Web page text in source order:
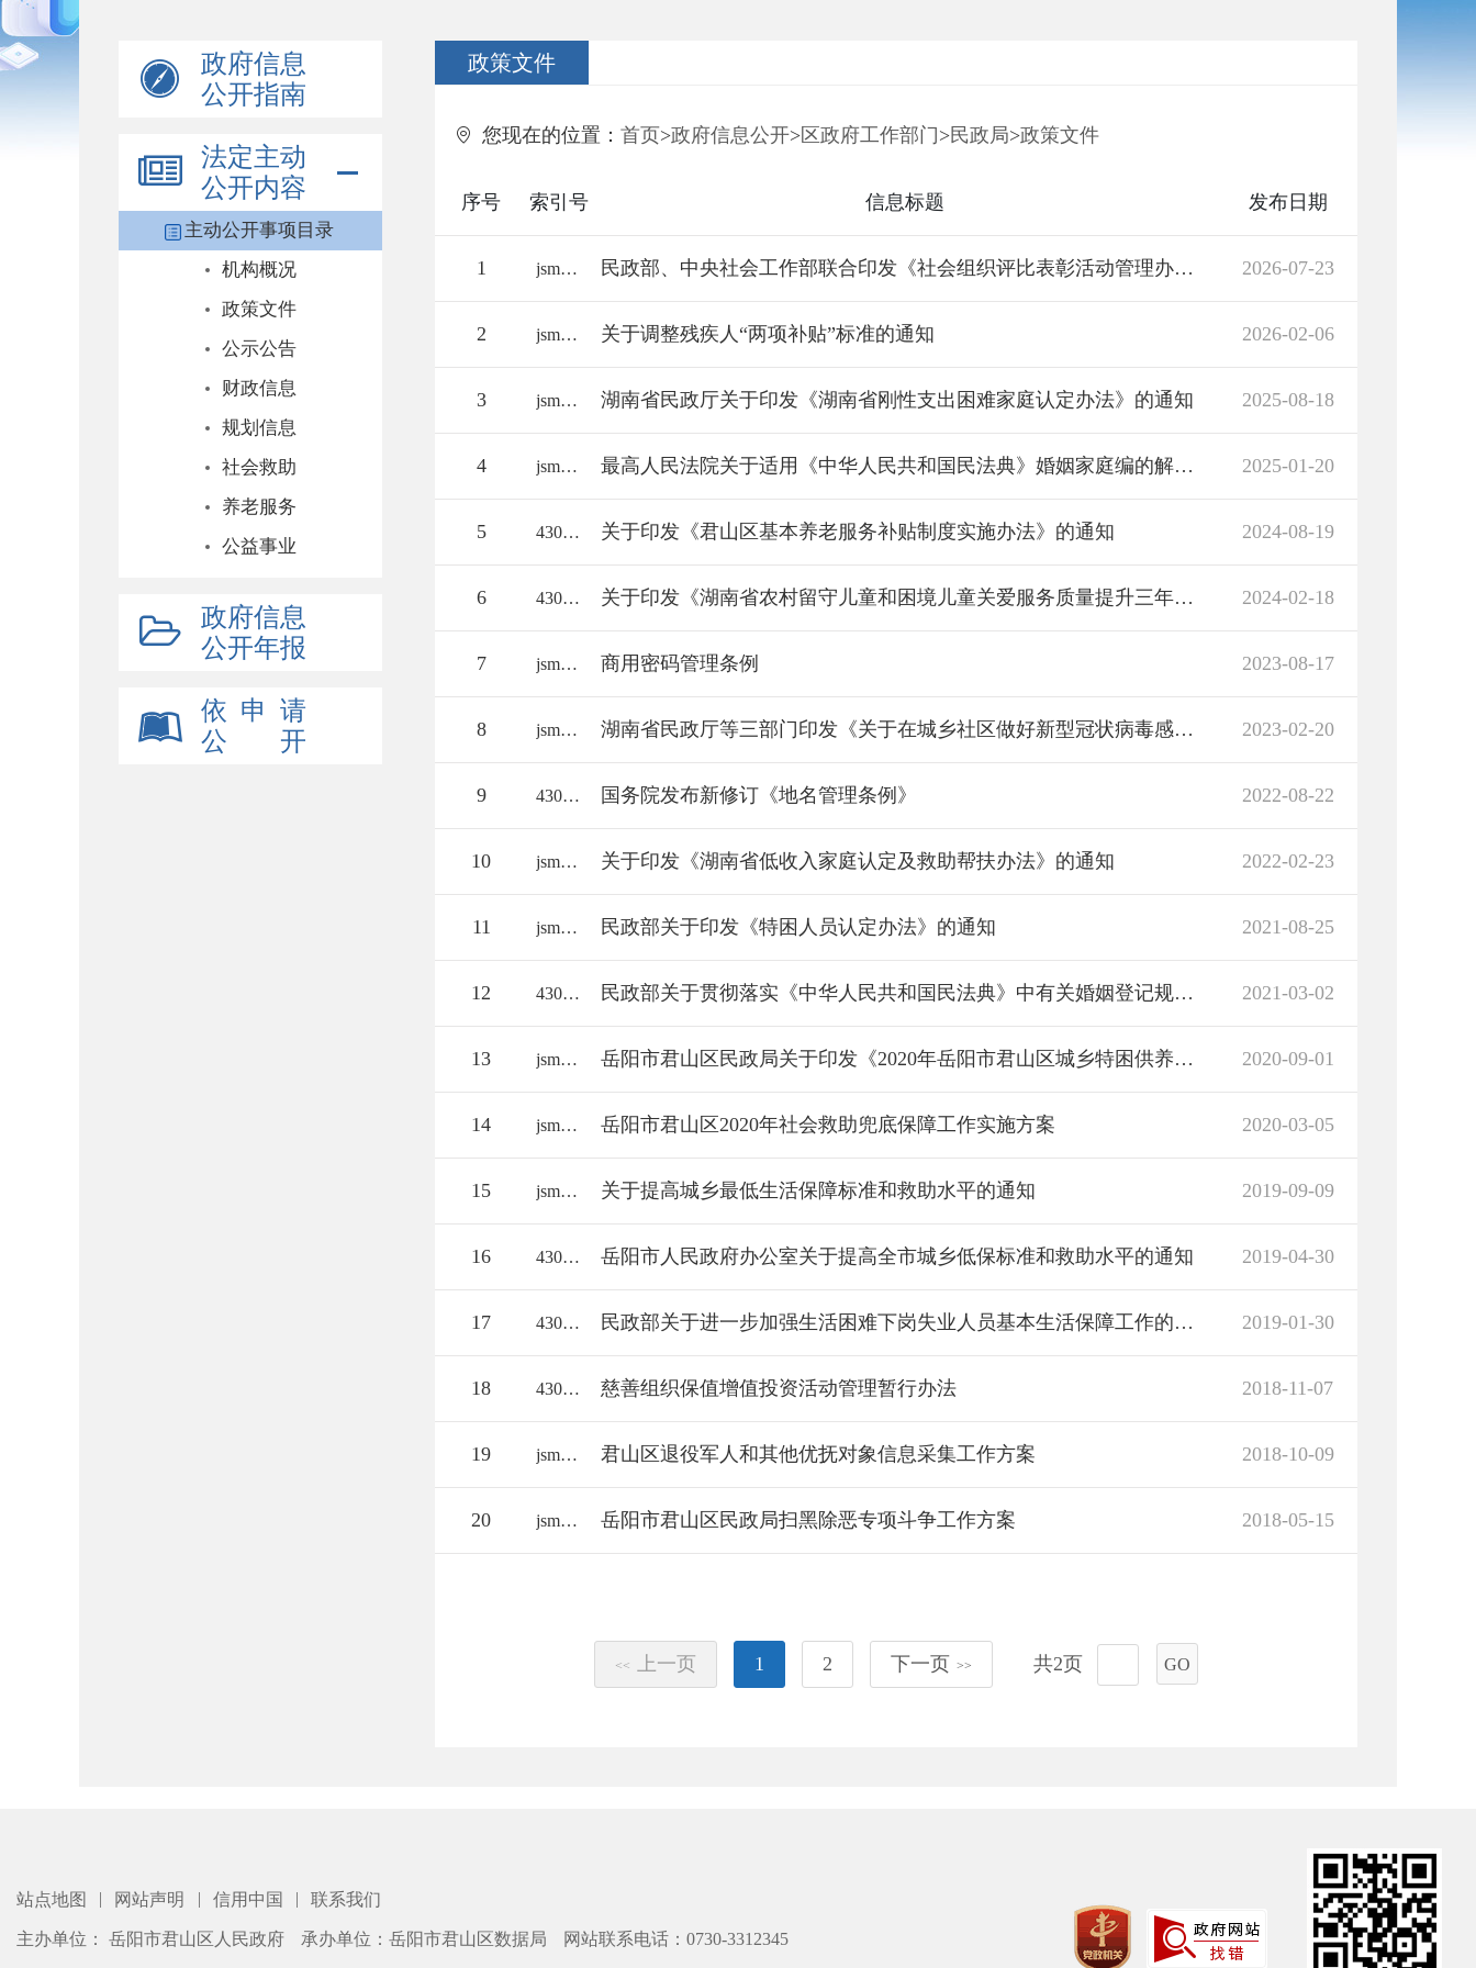
政府信息
公开指南
法定主动
公开内容
主动公开事项目录
机构概况
政策文件
公示公告
财政信息
规划信息
社会救助
养老服务
公益事业
政府信息
公开年报
依 申 请
公 开
政策文件
您现在的位置： 首页>政府信息公开>区政府工作部门>民政局>政策文件
序号 索引号 信息标题 发布日期
1 jsmzj/2026-2392156 民政部、中央社会工作部联合印发《社会组织评比表彰活动管理办法》 2026-07-23
2 jsmzj/2026-2361330 关于调整残疾人“两项补贴”标准的通知 2026-02-06
3 jsmzj/2025-2308683 湖南省民政厅关于印发《湖南省刚性支出困难家庭认定办法》的通知 2025-08-18
4 jsmzj/2025-2271006 最高人民法院关于适用《中华人民共和国民法典》婚姻家庭编的解释（二） 2025-01-20
5 43060018112/2024-2220896 关于印发《君山区基本养老服务补贴制度实施办法》的通知 2024-08-19
6 43060018112/2024-2164869 关于印发《湖南省农村留守儿童和困境儿童关爱服务质量提升三年行动实施方案》的通知 2024-02-18
7 jsmzj/2023-2099103 商用密码管理条例 2023-08-17
8 jsmzj/2023-2037472 湖南省民政厅等三部门印发《关于在城乡社区做好新型冠状病毒感染“乙类乙管”有关疫情防控工作的通知》 2023-02-20
9 43060018112/2022-1979398 国务院发布新修订《地名管理条例》 2022-08-22
10 jsmzj/2022-1911477 关于印发《湖南省低收入家庭认定及救助帮扶办法》的通知 2022-02-23
11 jsmzj/2021-1847714 民政部关于印发《特困人员认定办法》的通知 2021-08-25
12 43060018112/2021-1795763 民政部关于贯彻落实《中华人民共和国民法典》中有关婚姻登记规定的通知 2021-03-02
13 jsmzj/2020-1739427 岳阳市君山区民政局关于印发《2020年岳阳市君山区城乡特困供养清理整顿工作方案》的通知 2020-09-01
14 jsmzj/2020-1664341 岳阳市君山区2020年社会救助兜底保障工作实施方案 2020-03-05
15 jsmzj/2019-1613389 关于提高城乡最低生活保障标准和救助水平的通知 2019-09-09
16 43060018112/2019-1568946 岳阳市人民政府办公室关于提高全市城乡低保标准和救助水平的通知 2019-04-30
17 43060018112/2019-1512072 民政部关于进一步加强生活困难下岗失业人员基本生活保障工作的通知 2019-01-30
18 43060018112/2018-1497536 慈善组织保值增值投资活动管理暂行办法 2018-11-07
19 jsmzj/2018-1441421 君山区退役军人和其他优抚对象信息采集工作方案 2018-10-09
20 jsmzj/2018-1349973 岳阳市君山区民政局扫黑除恶专项斗争工作方案 2018-05-15
<< 上一页 1 2 下一页 >> 共2页 GO
站点地图 | 网站声明 | 信用中国 | 联系我们
主办单位： 岳阳市君山区人民政府 承办单位：岳阳市君山区数据局 网站联系电话：0730-3312345